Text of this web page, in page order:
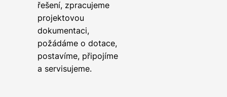
řešení, zpracujeme
projektovou
dokumentaci,
požádáme o dotace,
postavíme, připojíme
a servisujeme.